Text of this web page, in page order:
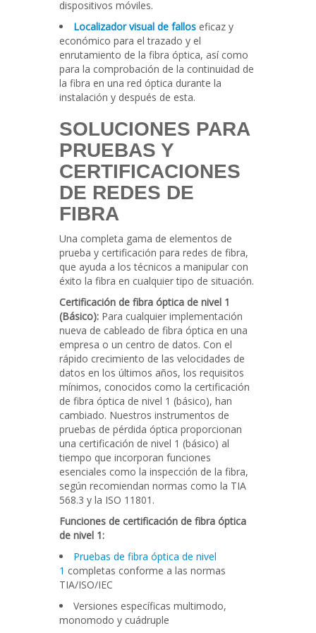
dispositivos móviles.
Localizador visual de fallos eficaz y
económico para el trazado y el
enrutamiento de la fibra óptica, así como
para la comprobación de la continuidad de
la fibra en una red óptica durante la
instalación y después de esta.
SOLUCIONES PARA
PRUEBAS Y
CERTIFICACIONES
DE REDES DE
FIBRA
Una completa gama de elementos de
prueba y certificación para redes de fibra,
que ayuda a los técnicos a manipular con
éxito la fibra en cualquier tipo de situación.
Certificación de fibra óptica de nivel 1
(Básico): Para cualquier implementación
nueva de cableado de fibra óptica en una
empresa o un centro de datos. Con el
rápido crecimiento de las velocidades de
datos en los últimos años, los requisitos
mínimos, conocidos como la certificación
de fibra óptica de nivel 1 (básico), han
cambiado. Nuestros instrumentos de
pruebas de pérdida óptica proporcionan
una certificación de nivel 1 (básico) al
tiempo que incorporan funciones
esenciales como la inspección de la fibra,
según recomiendan normas como la TIA
568.3 y la ISO 11801.
Funciones de certificación de fibra óptica
de nivel 1:
Pruebas de fibra óptica de nivel
1 completas conforme a las normas
TIA/ISO/IEC
Versiones específicas multimodo,
monomodo y cuádruple